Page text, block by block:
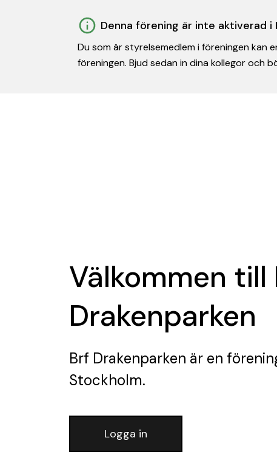
Denna förening är inte aktiverad i
Du som är styrelsemedlem i föreningen
föreningen. Bjud sedan in dina kollegor och
Välkommen till
Drakenparken
Brf Drakenparken är en
Stockholm.
Logga in